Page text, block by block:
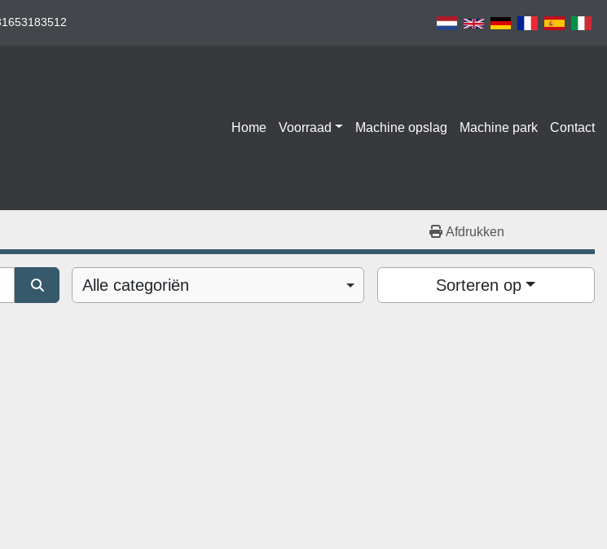
Home Voorraad Machine opslag Machine park Contact
Afdrukken
Alle categoriën Sorteren op